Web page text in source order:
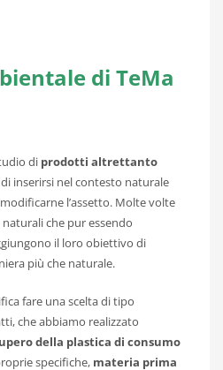
di TeMa
di prodotti altrettanto
inserirsi nel contesto naturale
l’assetto. Molte volte
che pur essendo
il loro obiettivo di
più che naturale.
fare una scelta di tipo
che abbiamo realizzato
della plastica di consumo
specifiche, materia prima